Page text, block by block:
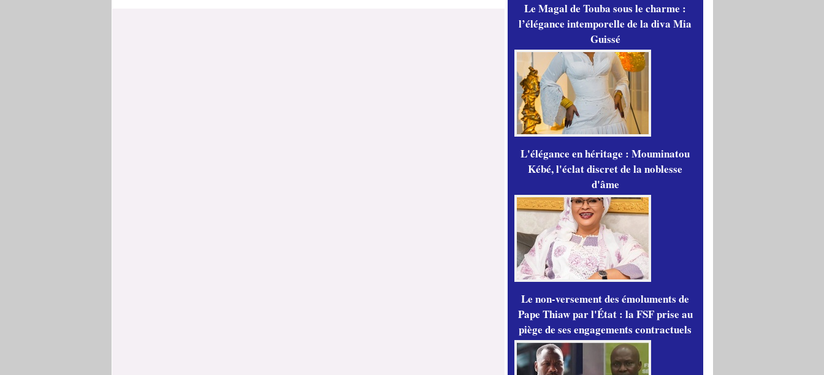
Le Magal de Touba sous le charme :
l’élégance intemporelle de la diva Mia
Guissé
L'élégance en héritage : Mouminatou
Kébé, l'éclat discret de la noblesse
d'âme
Le non-versement des émoluments de
Pape Thiaw par l'État : la FSF prise au
piège de ses engagements contractuels